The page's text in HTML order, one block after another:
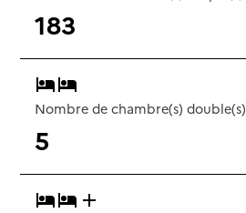
183
Nombre de chambre(s) double(s)
5